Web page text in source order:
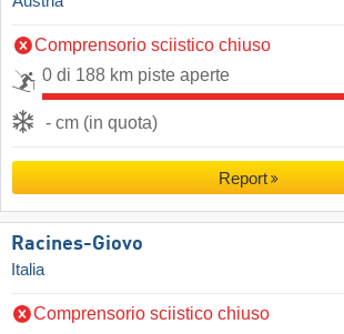
Comprensorio sciistico chiuso
0 di 188 km piste aperte
- cm (in quota)
Report
Racines-Giovo
Italia
Comprensorio sciistico chiuso